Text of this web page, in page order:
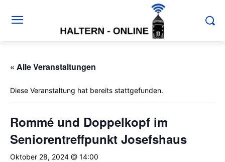
« Alle Veranstaltungen
Diese Veranstaltung hat bereits stattgefunden.
Rommé und Doppelkopf im
Seniorentreffpunkt Josefshaus
Oktober 28, 2024 @ 14:00